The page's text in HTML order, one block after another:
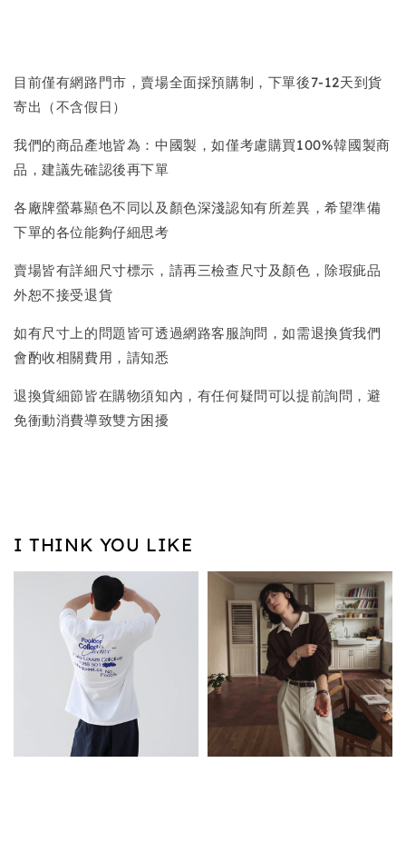
目前僅有網路門市，賣場全面採預購制，下單後7-12天到貨
寄出（不含假日）
我們的商品產地皆為：中國製，如僅考慮購買100%韓國製商
品，建議先確認後再下單
各廠牌螢幕顯色不同以及顏色深淺認知有所差異，希望準備
下單的各位能夠仔細思考
賣場皆有詳細尺寸標示，請再三檢查尺寸及顏色，除瑕疵品
外恕不接受退貨
如有尺寸上的問題皆可透過網路客服詢問，如需退換貨我們
會酌收相關費用，請知悉
退換貨細節皆在購物須知內，有任何疑問可以提前詢問，避
免衝動消費導致雙方困擾
I THINK YOU LIKE